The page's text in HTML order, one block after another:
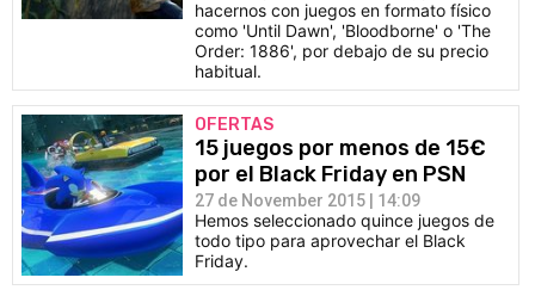
hacernos con juegos en formato físico
como 'Until Dawn', 'Bloodborne' o 'The
Order: 1886', por debajo de su precio
habitual.
OFERTAS
15 juegos por menos de 15€
por el Black Friday en PSN
27 de November 2015 | 14:09
Hemos seleccionado quince juegos de
todo tipo para aprovechar el Black
Friday.